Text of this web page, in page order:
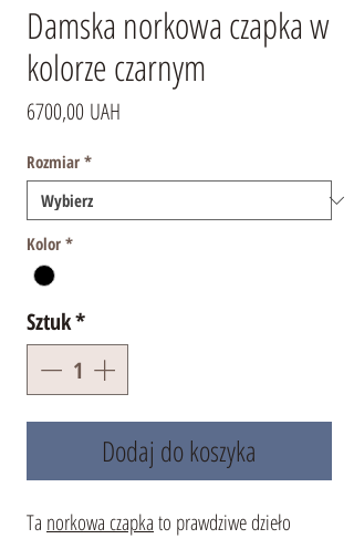
Damska norkowa czapka w
kolorze czarnym
6700,00 UAH
Rozmiar *
Kolor *
Sztuk*
Dodaj do koszyka
Ta norkowa czapkato prawdziwe dzieło